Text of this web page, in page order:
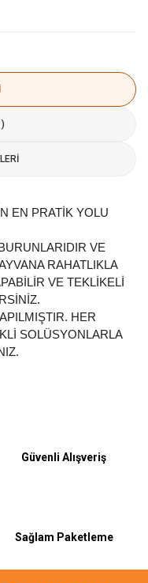
EN PRATİK YOLU
VE
RAHATLIKLA
VE TEKLİKELİ
HER
SOLÜSYONLARLA
Güvenli Alışveriş
Sağlam Paketleme